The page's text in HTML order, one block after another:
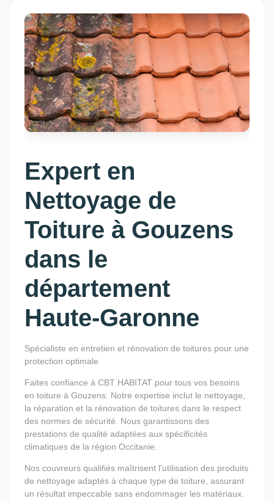
Expert en
Nettoyage de
Toiture à Gouzens
dans le
département
Haute-Garonne
Spécialiste en entretien et rénovation de toitures pour une
protection optimale
Faites confiance à CBT HABITAT pour tous vos besoins
en toiture à Gouzens. Notre expertise inclut le nettoyage,
la réparation et la rénovation de toitures dans le respect
des normes de sécurité. Nous garantissons des
prestations de qualité adaptées aux spécificités
climatiques de la région Occitanie.
Nos couvreurs qualifiés maîtrisent l'utilisation des produits
de nettoyage adaptés à chaque type de toiture, assurant
un résultat impeccable sans endommager les matériaux.